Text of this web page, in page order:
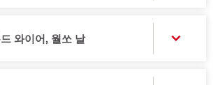
와이어, 월쏘 날